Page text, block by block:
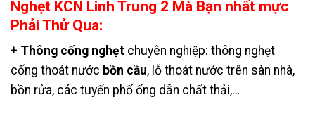
Nghẹt KCN Linh Trung 2 Mà Bạn nhất mực
Phải Thử Qua:
+ Thông cống nghẹt chuyên nghiệp: thông nghẹt
cống thoát nước bồn cầu, lỗ thoát nước trên sàn nhà,
bồn rửa, các tuyến phố ống dẫn chất thải,…